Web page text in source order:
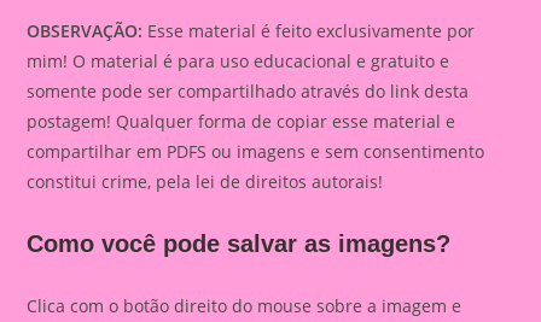
OBSERVAÇÃO: Esse material é feito exclusivamente por
mim! O material é para uso educacional e gratuito e
somente pode ser compartilhado através do link desta
postagem! Qualquer forma de copiar esse material e
compartilhar em PDFS ou imagens e sem consentimento
constitui crime, pela lei de direitos autorais!
Como você pode salvar as imagens?
Clica com o botão direito do mouse sobre a imagem e